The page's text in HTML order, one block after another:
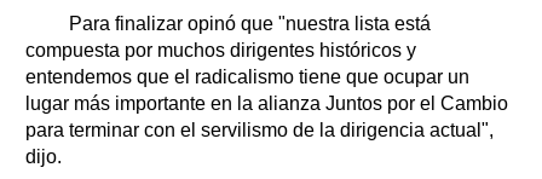
Para finalizar opinó que "nuestra lista está
compuesta por muchos dirigentes históricos y
entendemos que el radicalismo tiene que ocupar un
lugar más importante en la alianza Juntos por el Cambio
para terminar con el servilismo de la dirigencia actual",
dijo.